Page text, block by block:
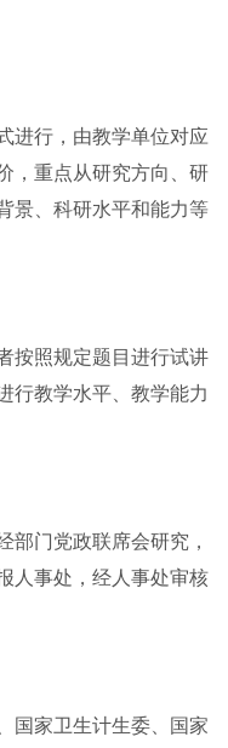
进行，由教学单位对应
，重点从研究方向、研
景、科研水平和能力等
按照规定题目进行试讲
行教学水平、教学能力
部门党政联席会研究，
人事处，经人事处审核
国家卫生计生委、国家